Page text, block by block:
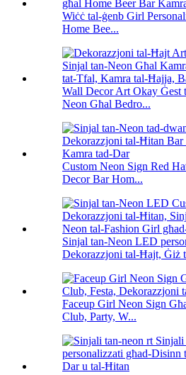
Wiċċ tal-ġenb Girl
Home Bee...
Wall Decor Art Okay Ġest
Neon Għal Bedro...
Custom Neon Sign Red
Decor Bar Hom...
Sinjal tan-Neon LED
Dekorazzjoni tal-Ħajt, Ġiż
Faceup Girl Neon Sign
Club, Party, W...